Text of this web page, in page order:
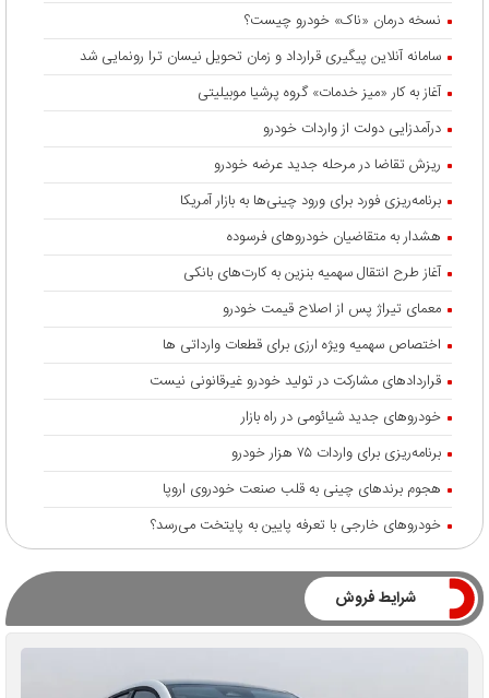
نسخه درمان «ناک» خودرو چیست؟
سامانه آنلاین پیگیری قرارداد‌ و زمان تحویل نیسان ترا رونمایی شد
آغاز به کار «میز خدمات» گروه پرشیا موبیلیتی
درآمدزایی دولت از واردات خودرو
ریزش تقاضا در مرحله جدید عرضه خودرو
برنامه‌ریزی فورد برای ورود چینی‌ها به بازار آمریکا
هشدار به متقاضیان خودروهای فرسوده
آغاز طرح انتقال سهمیه بنزین به کارت‌های بانکی
معمای تیراژ پس از اصلاح قیمت خودرو
اختصاص سهمیه ویژه ارزی برای قطعات وارداتی ها
قراردادهای مشارکت در تولید خودرو غیرقانونی نیست
خودروهای جدید شیائومی در راه بازار
برنامه‌ریزی برای واردات ۷۵ هزار خودرو
هجوم برندهای چینی به قلب صنعت خودروی اروپا
خودروهای خارجی با تعرفه پایین به پایتخت می‌رسد؟
شرایط فروش